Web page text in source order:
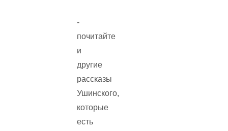
-
почитайте
и
другие
рассказы
Ушинского,
которые
есть